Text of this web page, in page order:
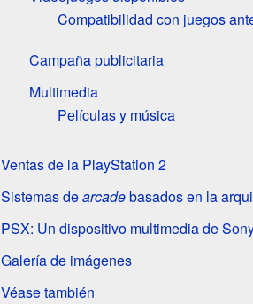
Compatibilidad con juegos
Campaña publicitaria
Multimedia
Películas y música
Ventas de la PlayStation 2
Sistemas dearcadebasados en la
PSX: Un dispositivo multimedia de
Galería de imágenes
Véase también